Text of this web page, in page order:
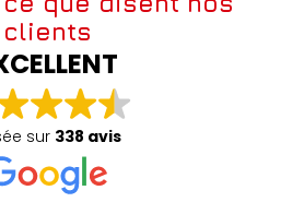
clients
sur 338 avis